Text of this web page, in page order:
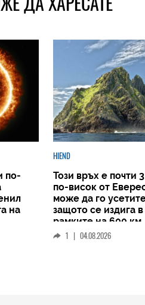
по-
на
HIEND
Този връх е почти
по-висок от
може да го
защото се издига в
рамките на 600 км
1 | 04.08.2026